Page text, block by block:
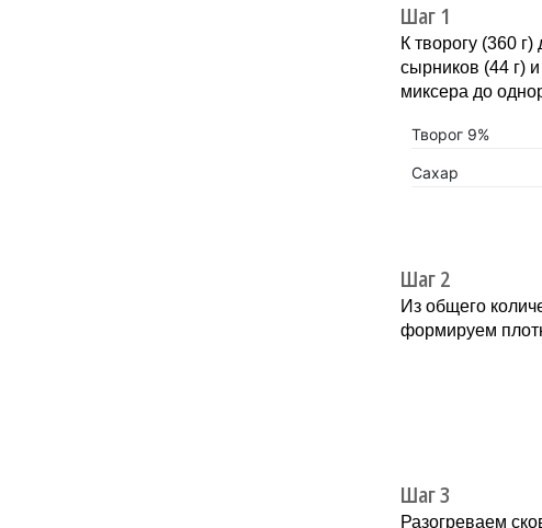
Шаг 1
К творогу (360
сырников (44 г)
миксера до
Творог 9%
Сахар
Шаг 2
Из общего
формируем
Шаг 3
Разогреваем